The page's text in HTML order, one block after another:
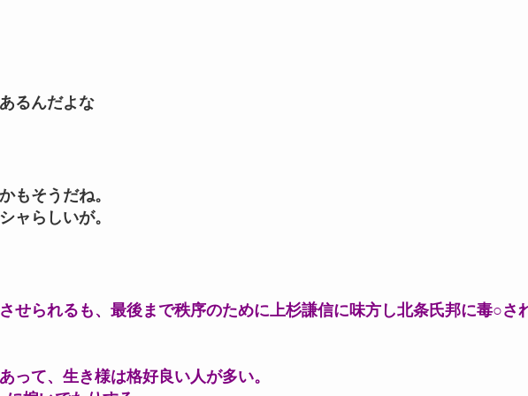
るんだよな
もそうだね。
ャらしいが。
せられるも、最後まで秩序のために上杉謙信に味方し北条氏邦に毒○さ
って、生き様は格好良い人が多い。